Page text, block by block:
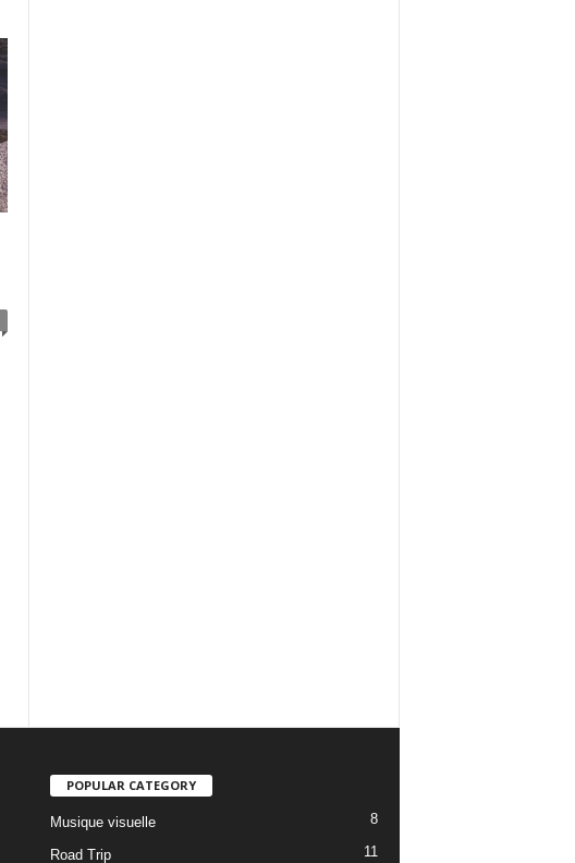
POPULAR CATEGORY
Musique visuelle 8
Road Trip 11